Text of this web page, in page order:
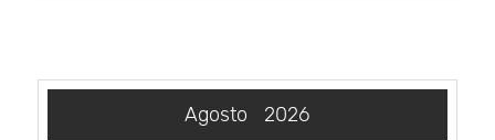
Agosto 2026